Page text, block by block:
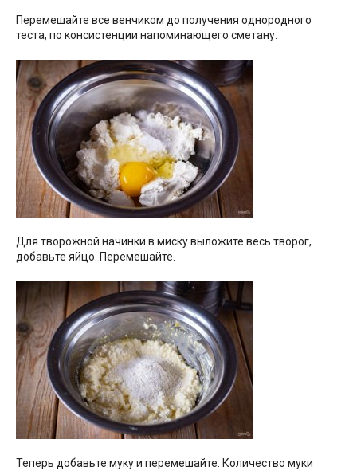
Перемешайте все венчиком до получения однородного
теста, по консистенции напоминающего сметану.
Для творожной начинки в миску выложите весь творог,
добавьте яйцо. Перемешайте.
Теперь добавьте муку и перемешайте. Количество муки